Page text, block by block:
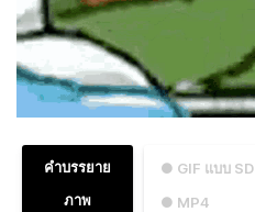
● GIF แบบ SD
● MP4
คำบรรยาย
ภาพ